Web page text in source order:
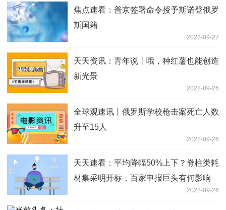
焦点速看：普京签署命令授予斯诺登俄罗
斯国籍
2022-09-27
天天资讯：青年说丨哦，种红薯也能创造
新光景
2022-09-26
全球观速讯丨俄罗斯学校枪击案死亡人数
升至15人
2022-09-26
天天速看：平均降幅50%上下？脊柱类耗
材集采明开标，百家申报巨头有何影响
2022-09-26